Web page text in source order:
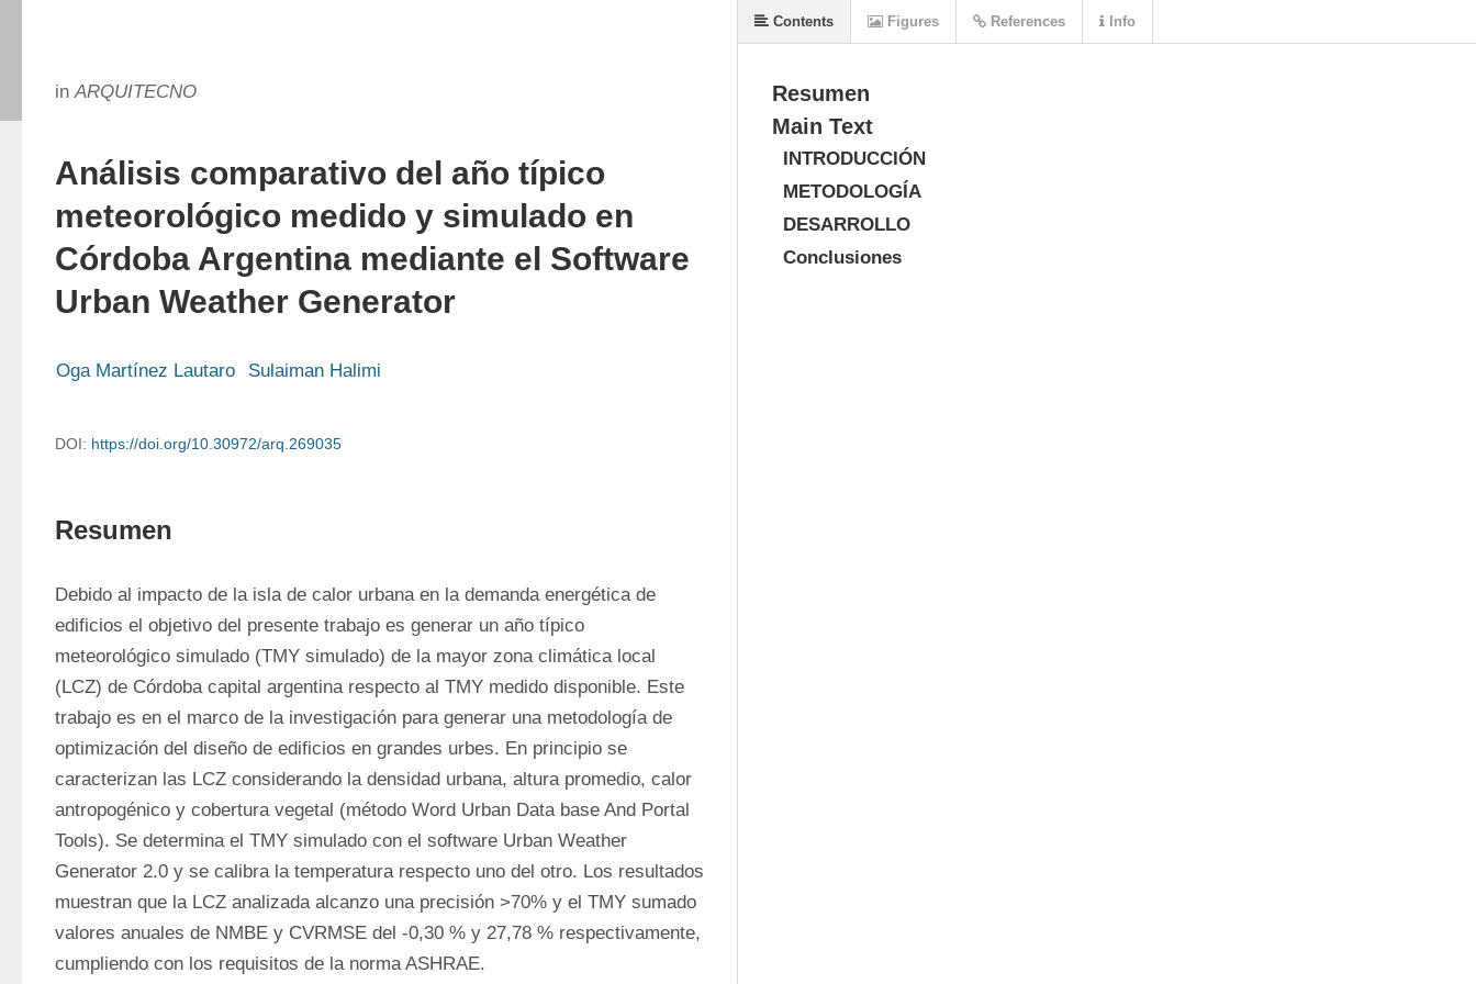
inARQUITECNO
Análisis comparativo del año típico
meteorológico medido y simulado en
Córdoba Argentina mediante el Software
Urban Weather Generator
Oga Martínez Lautaro Sulaiman Halimi
DOI: https://doi.org/10.30972/arq.269035
Resumen
Debido al impacto de la isla de calor urbana en la demanda energética de
edificios el objetivo del presente trabajo es generar un año típico
meteorológico simulado (TMY simulado) de la mayor zona climática local
(LCZ) de Córdoba capital argentina respecto al TMY medido disponible. Este
trabajo es en el marco de la investigación para generar una metodología de
optimización del diseño de edificios en grandes urbes. En principio se
caracterizan las LCZ considerando la densidad urbana, altura promedio, calor
antropogénico y cobertura vegetal (método Word Urban Data base And Portal
Tools). Se determina el TMY simulado con el software Urban Weather
Generator 2.0 y se calibra la temperatura respecto uno del otro. Los resultados
muestran que la LCZ analizada alcanzo una precisión >70% y el TMY sumado
valores anuales de NMBE y CVRMSE del -0,30 % y 27,78 % respectivamente,
cumpliendo con los requisitos de la norma ASHRAE.
Resumen
Main Text
INTRODUCCIÓN
METODOLOGÍA
DESARROLLO
Conclusiones
Contents Figures References Info